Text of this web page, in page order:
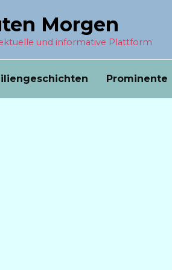
Morgen
und informative Plattform
Prominente